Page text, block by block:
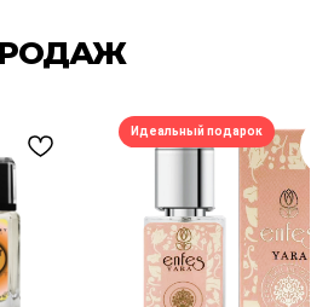
Идеальный подарок
23, оф.613
Сотрудничество